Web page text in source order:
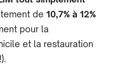
de 10,7% à 12%
pour la
et la restauration